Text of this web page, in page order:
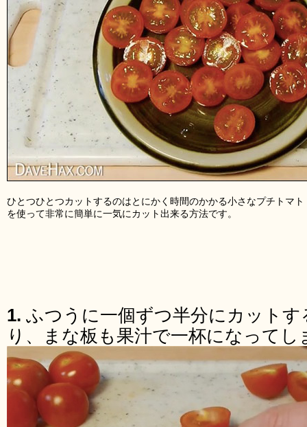
ひとつひとつカットするのはとにかく時間のかかる小さなプチトマ
を使って非常に簡単に一気にカット出来る方法です。
1. ふつうに一個ずつ半分にカット
り、まな板も果汁で一杯になってし